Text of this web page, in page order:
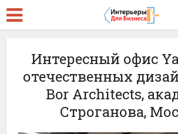
Интересный офис
отечественных
Bor Architects,
Строганова,